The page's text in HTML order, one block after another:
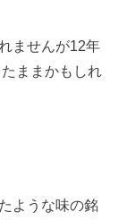
ませんが12年
ままかもしれ
ような味の銘